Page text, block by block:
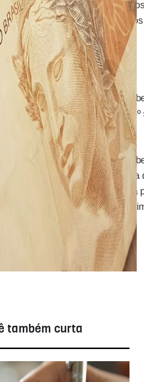
dos demais servidores
acima de R$ 3 mil, além de
2020
e aposentados que
6ª parcela (do total de 9) do
a folha do mês de setembro.
e aposentados que
o pagamento da 1ª parcela
no dia 9 de outubro, será a
do primeiro
também curta